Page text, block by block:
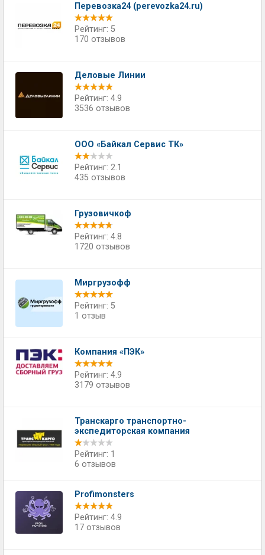
Перевозка24 (perevozka24.ru)
Рейтинг: 5
170 отзывов
Деловые Линии
Рейтинг: 4.9
3536 отзывов
ООО «Байкал Сервис ТК»
Рейтинг: 2.1
435 отзывов
Грузовичкоф
Рейтинг: 4.8
1720 отзывов
Миргрузофф
Рейтинг: 5
1 отзыв
Компания «ПЭК»
Рейтинг: 4.9
3179 отзывов
Транскарго транспортно-
экспедиторская компания
Рейтинг: 1
6 отзывов
Profimonsters
Рейтинг: 4.9
17 отзывов